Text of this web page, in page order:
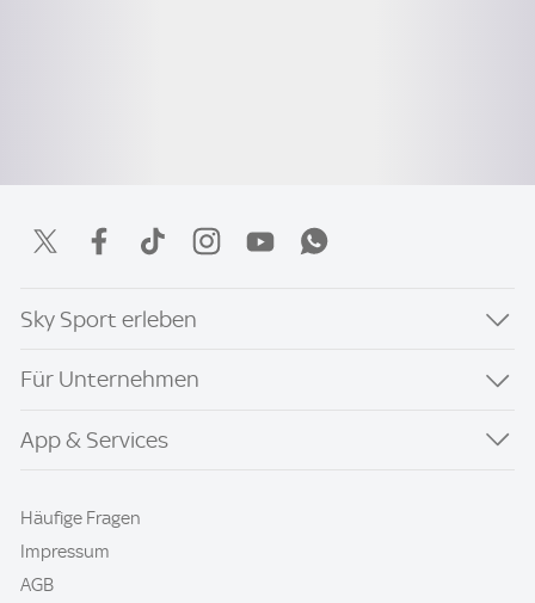
Sky Sport erleben
Für Unternehmen
App & Services
Häufige Fragen
Impressum
AGB